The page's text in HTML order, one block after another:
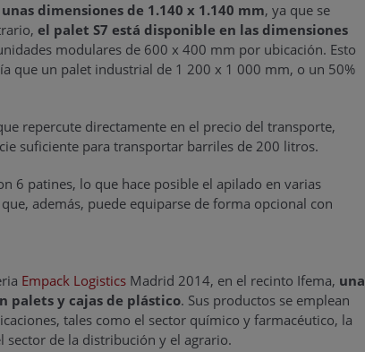
dimensiones de 1.140 x 1.140 mm, ya que se
el palet S7 está disponible en las dimensiones
modulares de 600 x 400 mm por ubicación. Esto
que un palet industrial de 1 200 x 1 000 mm, o un 50%
repercute directamente en el precio del transporte,
suficiente para transportar barriles de 200 litros.
6 patines, lo que hace posible el apilado en varias
además, puede equiparse de forma opcional con
Empack Logistics Madrid 2014, en el recinto Ifema, una
palets y cajas de plástico. Sus productos se emplean
tales como el sector químico y farmacéutico, la
de la distribución y el agrario.